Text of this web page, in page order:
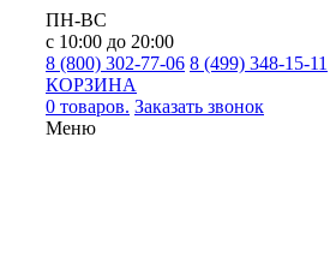
ПН-ВС
с 10:00 до 20:00
8 (800) 302-77-06 8 (499) 348-15-11
КОРЗИНА
0 товаров. Заказать звонок
Меню